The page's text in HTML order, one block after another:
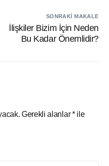
SONRAKI MAKALE
İlişkiler Bizim İçin Neden
Bu Kadar Önemlidir?
Gerekli alanlar*ile